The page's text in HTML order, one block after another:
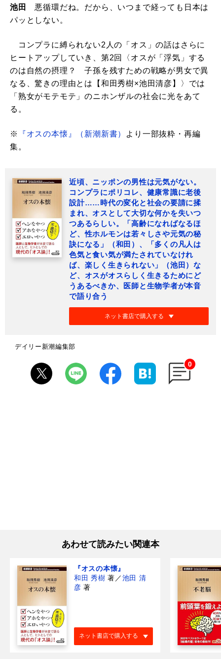
池田 悪循環だね。だから、いつまで経っても日本は
パッとしない。
コンプラに縛られない2人の「オス」の話はさらに
ヒートアップしていき、第2回〈オスが「浮気」する
のは自然の摂理？ 子孫を残すための戦略が男女で異
なる、驚きの理由とは【和田秀樹×池田清彦】〉では
「熟女がモテモテ」のニホンザルの社会に光をあて
る。
※ 『オスの本懐』（新潮新書）
より一部抜粋・再編
集。
近頃、ニッポンの男性は元気がない。
コンプラにポリコレ、健康常識に老後
設計……時代の変化と社会の要請に揉
まれ、オスとして大切な何かを失いつ
つあるらしい。「高齢になればなるほ
ど、性ホルモンは若々しさや元気の秘
訣になる」（和田）、「多くの凡人は
色気と食い気が満たされていなけれ
ば、楽しく生きられない」（池田）な
ど、オスがオスらしく生きるためにど
うあるべきか、医師と生物学者が本音
で語り合う
ネット書店で購入する
デイリー新潮編集部
0
あわせて読みたい関連本
『オスの本懐』
和田 秀樹 著／池田 清
彦 著
ネット書店で購入する